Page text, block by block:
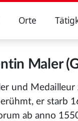
Orte
Maler
und Medailleur
er starb
ab anno